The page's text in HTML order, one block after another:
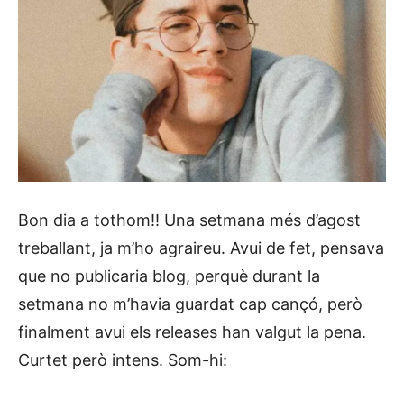
Bon dia a tothom!! Una setmana més d’agost
treballant, ja m’ho agraireu. Avui de fet, pensava
que no publicaria blog, perquè durant la
setmana no m’havia guardat cap cançó, però
finalment avui els releases han valgut la pena.
Curtet però intens. Som-hi: